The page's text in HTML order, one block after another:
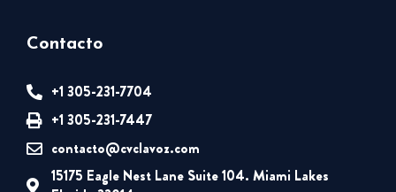
Contacto
+1 305-231-7704
+1 305-231-7447
contacto@cvclavoz.com
15175 Eagle Nest Lane Suite 104. Miami Lakes